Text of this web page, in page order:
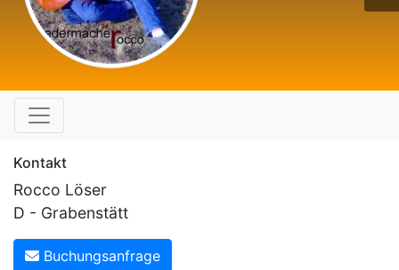
Kontakt
Rocco Löser
D - Grabenstätt
Buchungsanfrage